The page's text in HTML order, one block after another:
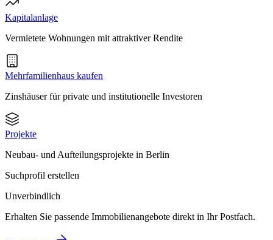
Kapitalanlage
Vermietete Wohnungen mit attraktiver Rendite
Mehrfamilienhaus kaufen
Zinshäuser für private und institutionelle Investoren
Projekte
Neubau- und Aufteilungsprojekte in Berlin
Suchprofil erstellen
Unverbindlich
Erhalten Sie passende Immobilienangebote direkt in Ihr Postfach.